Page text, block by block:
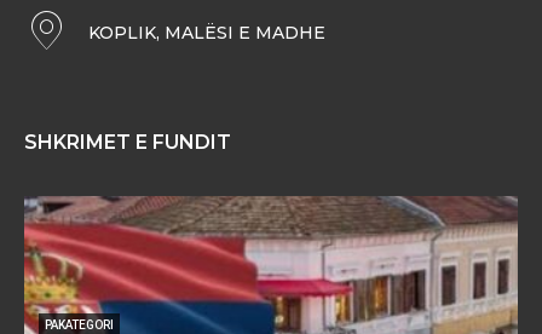
KOPLIK, MALËSI E MADHE
SHKRIMET E FUNDIT
PAKATEGORI